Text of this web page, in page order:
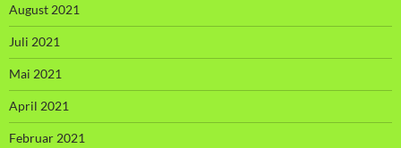
August 2021
Juli 2021
Mai 2021
April 2021
Februar 2021